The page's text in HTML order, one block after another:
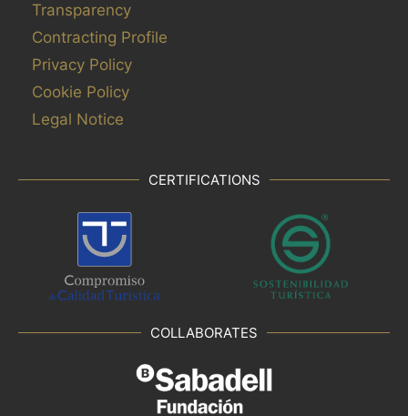
Transparency
Contracting Profile
Privacy Policy
Cookie Policy
Legal Notice
CERTIFICATIONS
COLLABORATES